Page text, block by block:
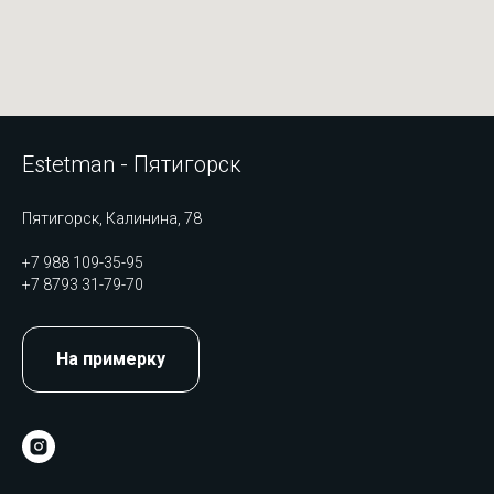
Estetman - Пятигорск
Пятигорск, Калинина, 78
+7 988 109-35-95
+7 8793 31-79-70
На примерку